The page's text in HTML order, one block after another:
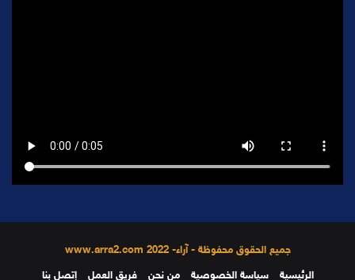
جميع الحقوق محفوظة - آراء- 2022 www.arra2.com
الرئيسية
سياسة الخصوصية من نحن فريق العمل إتصل بنا